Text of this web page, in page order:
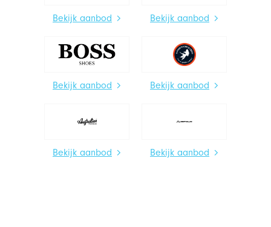
Bekijk aanbod Bekijk aanbod
Bekijk aanbod Bekijk aanbod
Bekijk aanbod Bekijk aanbod